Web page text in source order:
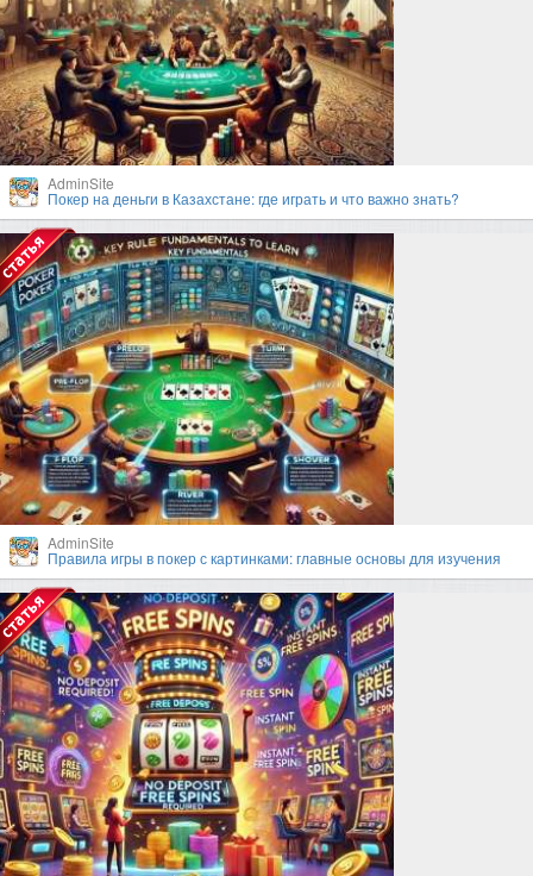
AdminSite
Покер на деньги в Казахстане: где играть и что важно знать?
AdminSite
Правила игры в покер с картинками: главные основы для изучения